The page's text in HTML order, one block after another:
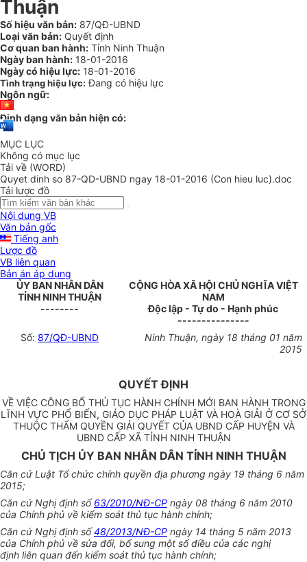
Thuận
Số hiệu văn bản: 87/QĐ-UBND
Loại văn bản: Quyết định
Cơ quan ban hành: Tỉnh Ninh Thuận
Ngày ban hành: 18-01-2016
Ngày có hiệu lực: 18-01-2016
Tình trạng hiệu lực: Đang có hiệu lực
Ngôn ngữ:
Định dạng văn bản hiện có:
MỤC LỤC
Không có mục lục
Tải về (WORD)
Quyet dinh so 87-QD-UBND ngay 18-01-2016 (Con hieu luc).doc
Tải lược đồ
Nội dung VB
Văn bản gốc
Tiếng anh
Lược đồ
VB liên quan
Bản án áp dụng
ỦY BAN NHÂN DÂN
TỈNH NINH THUẬN
--------
CỘNG HÒA XÃ HỘI CHỦ NGHĨA VIỆT
NAM
Độc lập - Tự do - Hạnh phúc
---------------
Số: 87/QĐ-UBND
Ninh Thuận, ngày 18 tháng 01 năm
2015
QUYẾT ĐỊNH
VỀ VIỆC CÔNG BỐ THỦ TỤC HÀNH CHÍNH MỚI BAN HÀNH TRONG
LĨNH VỰC PHỔ BIẾN, GIÁO DỤC PHÁP LUẬT VÀ HOÀ GIẢI Ở CƠ SỞ
THUỘC THẨM QUYỀN GIẢI QUYẾT CỦA UBND CẤP HUYỆN VÀ
UBND CẤP XÃ TỈNH NINH THUẬN
CHỦ TỊCH ỦY BAN NHÂN DÂN TỈNH NINH THUẬN
Căn cứ Luật Tổ chức chính quyền địa phương ngày 19 tháng 6 năm
2015;
Căn cứ Nghị định số63/2010/NĐ-CP ngày 08 tháng 6 năm 2010
của Chính phủ về kiểm soát thủ tục hành chính;
Căn cứ Nghị định số48/2013/NĐ-CP ngày 14 tháng 5 năm 2013
của Chính phủ về sửa đổi, bổ sung một số điều của các nghị
định liên quan đến kiểm soát thủ tục hành chính;